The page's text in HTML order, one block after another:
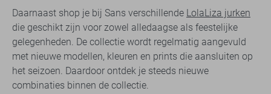
Daarnaast shop je bij Sans verschillende LolaLiza jurken
die geschikt zijn voor zowel alledaagse als feestelijke
gelegenheden. De collectie wordt regelmatig aangevuld
met nieuwe modellen, kleuren en prints die aansluiten op
het seizoen. Daardoor ontdek je steeds nieuwe
combinaties binnen de collectie.